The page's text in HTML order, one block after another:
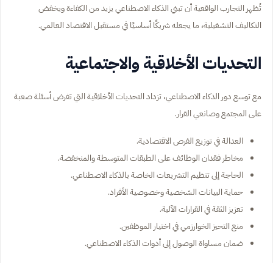
تُظهر التجارب الواقعية أن تبني الذكاء الاصطناعي يزيد من الكفاءة ويخفض
التكاليف التشغيلية، ما يجعله شريكًا أساسيًا في مستقبل الاقتصاد العالمي.
التحديات الأخلاقية والاجتماعية
مع توسع دور الذكاء الاصطناعي، تزداد التحديات الأخلاقية التي تفرض أسئلة صعبة
على المجتمع وصانعي القرار.
العدالة في توزيع الفرص الاقتصادية.
مخاطر فقدان الوظائف على الطبقات المتوسطة والمنخفضة.
الحاجة إلى تنظيم التشريعات الخاصة بالذكاء الاصطناعي.
حماية البيانات الشخصية وخصوصية الأفراد.
تعزيز الثقة في القرارات الآلية.
منع التحيز الخوارزمي في اختيار الموظفين.
ضمان مساواة الوصول إلى أدوات الذكاء الاصطناعي.